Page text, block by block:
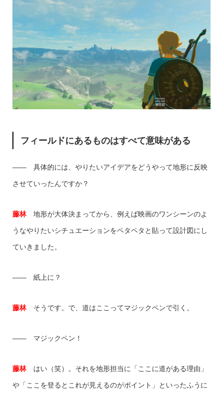
フィールドにあるものはすべて意味がある
―― 具体的には、やりたいアイデアをどうやって地形に反映
させていったんですか？
藤林 地形が大体決まってから、例えば映画のワンシーンのよ
うなやりたいシチュエーションをペタペタと貼って設計図にし
ていきました。
―― 紙上に？
藤林 そうです。で、道はここってマジックペンで引く。
―― マジックペン！
藤林 はい（笑）。それを地形担当に「ここに道がある理由」
や「ここを登るとこれが見えるのがポイント」といったふうに